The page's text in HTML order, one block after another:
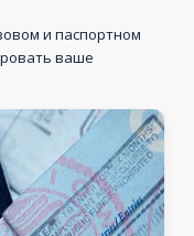
и паспортном
ваше